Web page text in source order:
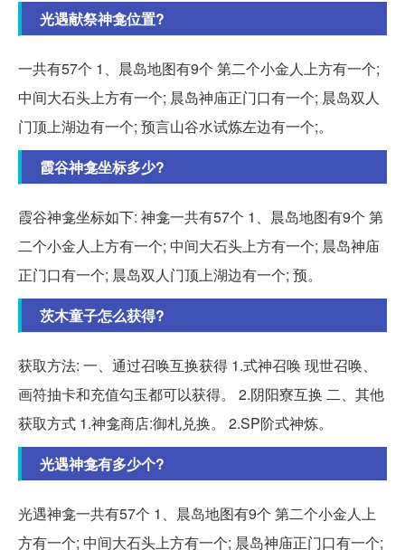
光遇献祭神龛位置?
一共有57个 1、晨岛地图有9个 第二个小金人上方有一个;
中间大石头上方有一个; 晨岛神庙正门口有一个; 晨岛双人
门顶上湖边有一个; 预言山谷水试炼左边有一个;。
霞谷神龛坐标多少?
霞谷神龛坐标如下: 神龛一共有57个 1、晨岛地图有9个 第
二个小金人上方有一个; 中间大石头上方有一个; 晨岛神庙
正门口有一个; 晨岛双人门顶上湖边有一个; 预。
茨木童子怎么获得?
获取方法: 一、通过召唤互换获得 1.式神召唤 现世召唤、
画符抽卡和充值勾玉都可以获得。 2.阴阳寮互换 二、其他
获取方式 1.神龛商店:御札兑换。 2.SP阶式神炼。
光遇神龛有多少个?
光遇神龛一共有57个 1、晨岛地图有9个 第二个小金人上
方有一个; 中间大石头上方有一个; 晨岛神庙正门口有一个;